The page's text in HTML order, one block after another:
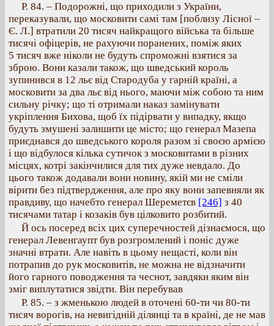
Р. 84. – Подорожні, що приходили з України,
переказували, що московити самі там [поблизу Лісної –
Є. Л.] втратили 20 тисяч найкращого війська та більше
тисячі офіцерів, не рахуючи поранених, поміж яких
5 тисяч вже ніколи не будуть спроможні взятися за
зброю. Вони казали також, що шведський король
зупинився в 12 льє від Стародуба у гарній країні, а
московити за два льє від нього, маючи між собою та ним
сильну річку; що ті отримали наказ замінувати
укріплення Бихова, щоб їх підірвати у випадку, якщо
будуть змушені залишити це місто; що генерал Мазепа
приєднався до шведського короля разом зі своєю армією
і що відбулося кілька сутичок з московитами в різних
місцях, котрі закінчилися для тих дуже невдало. До
цього також додавали вони новину, якій ми не сміли
вірити без підтвердження, але про яку вони запевняли як
правдиву, що начебто генерал Шереметєв [246] з 40
тисячами татар і козаків був цілковито розбитий.
Й ось посеред всіх цих суперечностей дізнаємося, що
генерал Левенгаупт був розгромлений і поніс дуже
значні втрати. Але навіть в цьому нещасті, коли він
потрапив до рук московитів, не можна не відзначити
його гарного поводження та чеснот, завдяки яким він
зміг виплутатися звідти. Він перебував
Р. 85. – з жменькою людей в оточені 60-ти чи 80-ти
тисяч ворогів, на невигідній ділянці та в країні, де не мав